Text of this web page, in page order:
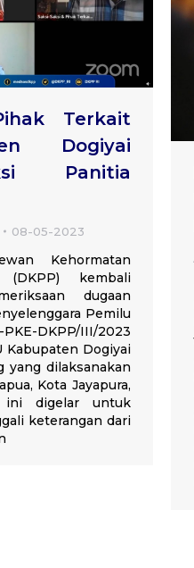
Terkait
Dogiyai
Panitia
08-05-2023
Kehormatan
(DKPP) kembali
dugaan
Pemilu
DKPP/III/2023
Kabupaten Dogiyai
yang dilaksanakan
Kota Jayapura,
ini digelar untuk
keterangan dari